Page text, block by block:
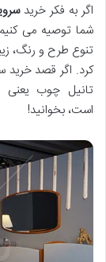
اگر به فکر خرید
شما توصیه می
تنوع طرح و رنگ،
کرد. اگر قصد خرید
تانیل چوب یعنی
است، بخوانید!